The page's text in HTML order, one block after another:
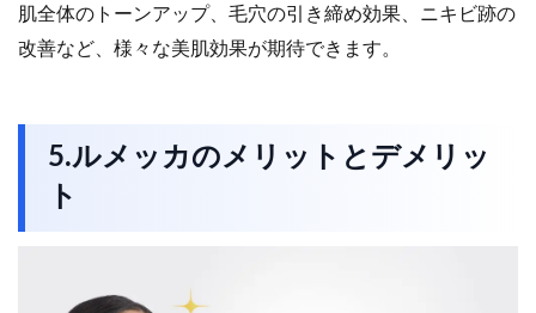
肌全体のトーンアップ、毛穴の引き締め効果、ニキビ跡の
改善など、様々な美肌効果が期待できます。
5.ルメッカのメリットとデメリッ
ト